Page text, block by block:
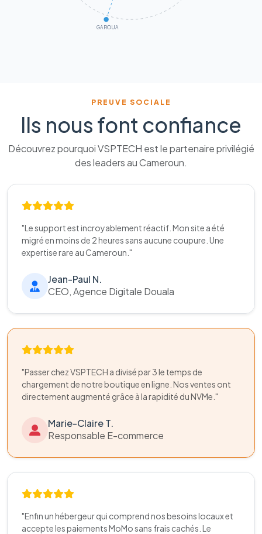
GAROUA
PREUVE SOCIALE
Ils nous font confiance
Découvrez pourquoi VSPTECH est le partenaire privilégié
des leaders au Cameroun.
"Le support est incroyablement réactif. Mon site a été
migré en moins de 2 heures sans aucune coupure. Une
expertise rare au Cameroun."
Jean-Paul N.
CEO, Agence Digitale Douala
"Passer chez VSPTECH a divisé par 3 le temps de
chargement de notre boutique en ligne. Nos ventes ont
directement augmenté grâce à la rapidité du NVMe."
Marie-Claire T.
Responsable E-commerce
"Enfin un hébergeur qui comprend nos besoins locaux et
accepte les paiements MoMo sans frais cachés. Le